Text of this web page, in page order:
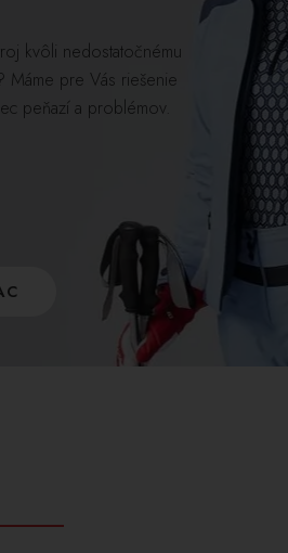
kvôli nedostatočnému
Máme pre Vás riešenie
peňazí a problémov.